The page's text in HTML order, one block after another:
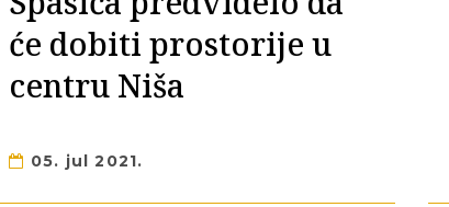
će dobiti prostorije u
centru Niša
05. jul 2021.